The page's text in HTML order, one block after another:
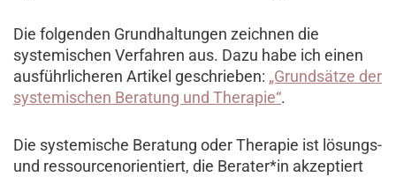
Die folgenden Grundhaltungen zeichnen die
systemischen Verfahren aus. Dazu habe ich einen
ausführlicheren Artikel geschrieben: „Grundsätze der
systemischen Beratung und Therapie“.
Die systemische Beratung oder Therapie ist lösungs-
und ressourcenorientiert, die Berater*in akzeptiert